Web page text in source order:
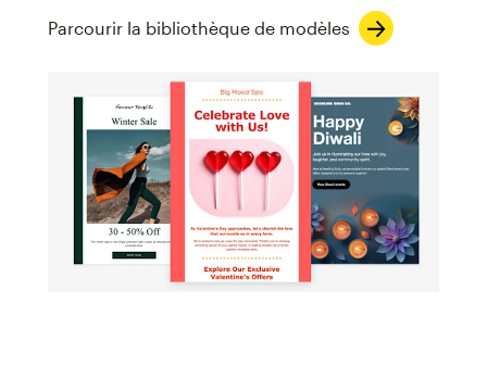
Parcourir la bibliothèque de modèles